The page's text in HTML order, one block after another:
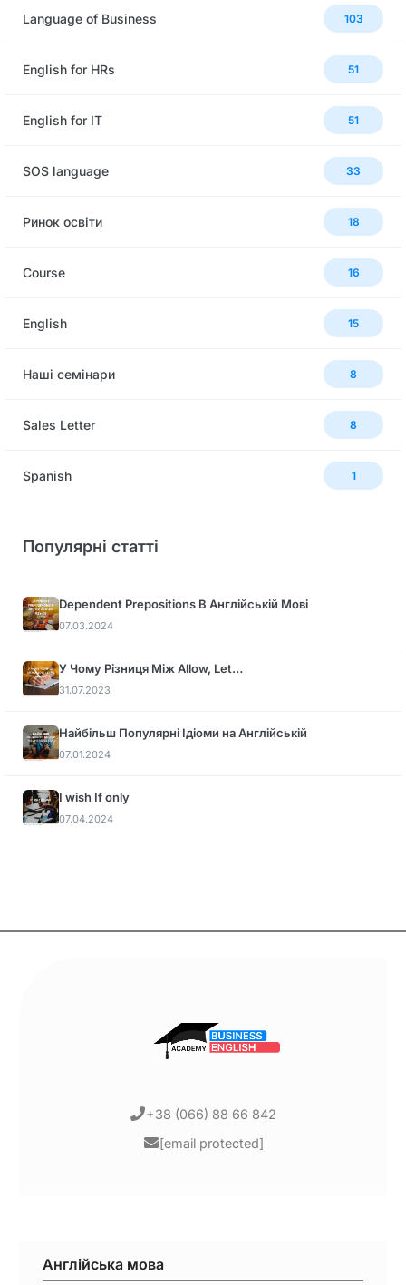
Language of Business 103
English for HRs 51
English for IT 51
SOS language 33
Ринок освіти 18
Сourse 16
English 15
Наші семінари 8
Sales Letter 8
Spanish 1
Популярні статті
Dependent Prepositions В Англійській Мові
07.03.2024
У Чому Різниця Між Allow, Let…
31.07.2023
Найбільш Популярні Ідіоми на Англійській
07.01.2024
I wish If only
07.04.2024
+38 (066) 88 66 842
[email protected]
Англійська мова